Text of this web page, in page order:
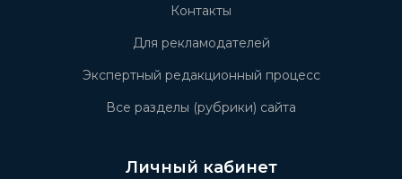
Контакты
Для рекламодателей
Экспертный редакционный процесс
Все разделы (рубрики) сайта
Личный кабинет